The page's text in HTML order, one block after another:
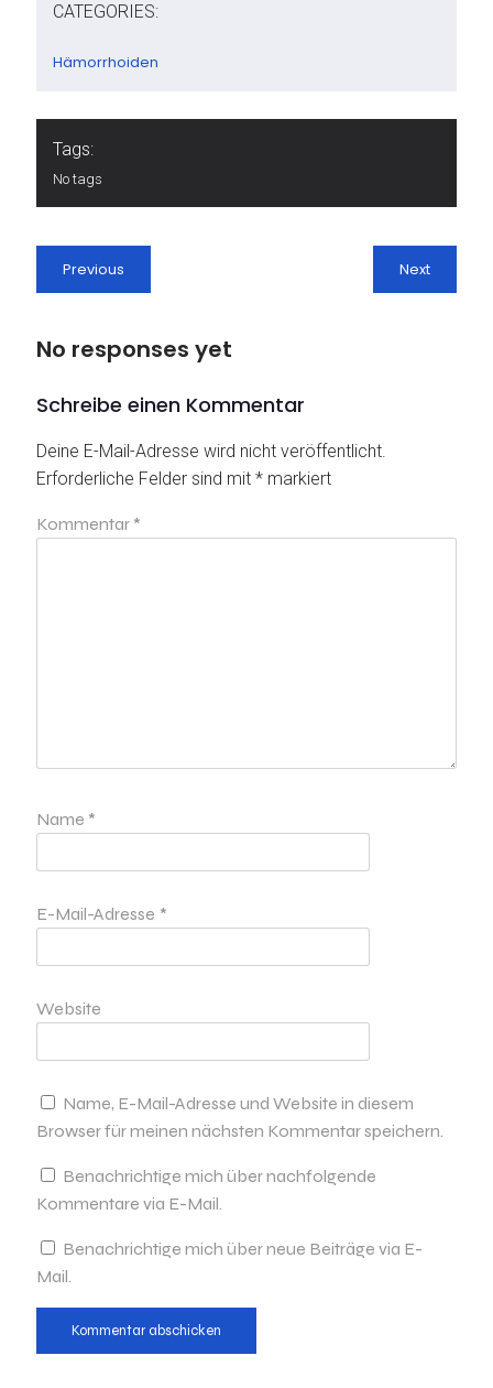
CATEGORIES:
Hämorrhoiden
Tags:
No tags
Previous Next
No responses yet
Schreibe einen Kommentar
Deine E-Mail-Adresse wird nicht veröffentlicht.
Erforderliche Felder sind mit * markiert
Kommentar *
Name *
E-Mail-Adresse *
Website
Name, E-Mail-Adresse und Website in diesem
Browser für meinen nächsten Kommentar speichern.
Benachrichtige mich über nachfolgende
Kommentare via E-Mail.
Benachrichtige mich über neue Beiträge via E-
Mail.